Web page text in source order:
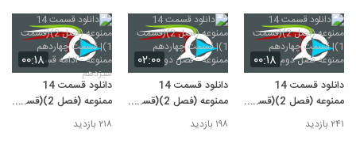
۰۰:۱۸
دانلود قسمت 14
ممنوعه (فصل 2)(قسمت
1)| قسمت چهاردهم
ممنوعه فصل دوم
۲۴۱ بازدید
۰۲:۰۰
دانلود قسمت 14
ممنوعه (فصل 2)(قسمت
1)| قسمت چهاردهم
ممنوعه - فصل دو
۱۹۸ بازدید
۰۰:۱۸
دانلود قسمت 14
ممنوعه (فصل 2)(قسمت
1)| قسمت چهاردهم
ممنوعه - ادامه قسمت
۲۱۸ بازدید